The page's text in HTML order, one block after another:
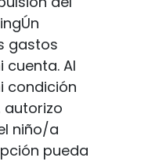
gastos
cuenta. Al
condición
niño/a
pueda